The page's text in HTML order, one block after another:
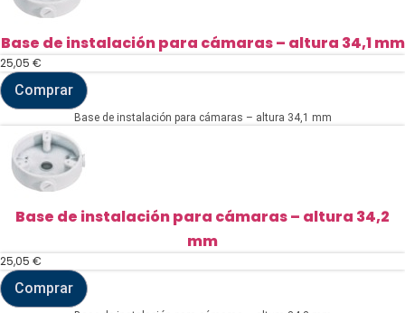
altura
mm
cantidad
Base de instalación para cámaras – altura 34,1 mm
25,05 €
Base
de
instalación
para
cámaras
altura
mm
cantidad
Comprar
Base de instalación para cámaras – altura 34,1 mm
Base de instalación para cámaras – altura 34,2
mm
25,05 €
Base
de
Comprar